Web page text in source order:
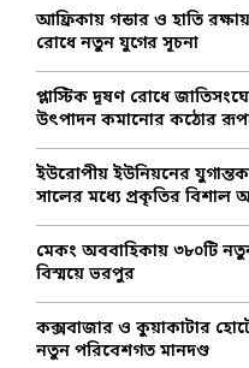
r
আফ্রিকায় গন্ডার ও হাতি
রোধে নতুন যুগের সূচনা
প্লাস্টিক দূষণ রোধে
উৎপাদন কমানোর কঠোর
ইউরোপীয় ইউনিয়নের
সালের মধ্যে প্রকৃতির বিশাল
মেকং অববাহিকায় ৩৮০টি
বিস্ময়ে ভরপুর
কক্সবাজার ও কুয়াকাটার
নতুন পরিবেশগত মানদণ্ড